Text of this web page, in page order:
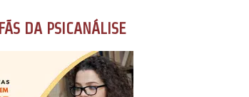
DA PSICANÁLISE